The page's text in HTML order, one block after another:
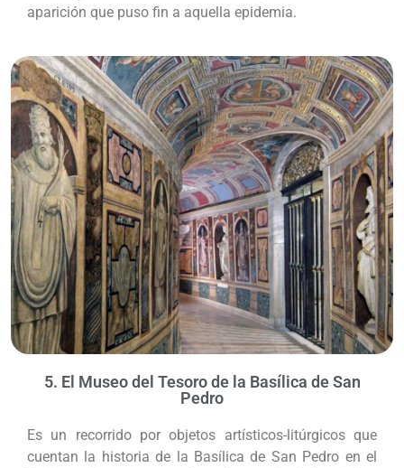
aparición que puso fin a aquella epidemia.
5. El Museo del Tesoro de la Basílica de San
Pedro
Es un recorrido por objetos artísticos-litúrgicos que
cuentan la historia de la Basílica de San Pedro en el